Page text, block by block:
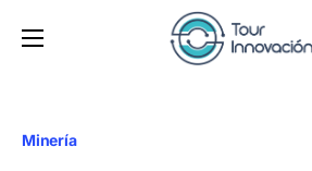
Minería